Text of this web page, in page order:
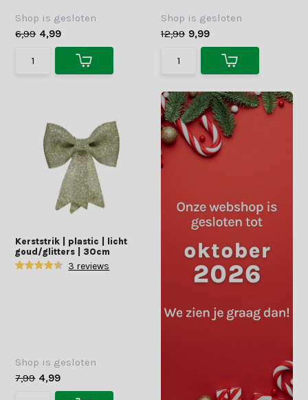
Shop is gesloten
6,99 4,99
Shop is gesloten
12,99 9,99
Kerststrik | plastic | licht
goud/glitters | 30cm
3 reviews
Shop is gesloten
7,99 4,99